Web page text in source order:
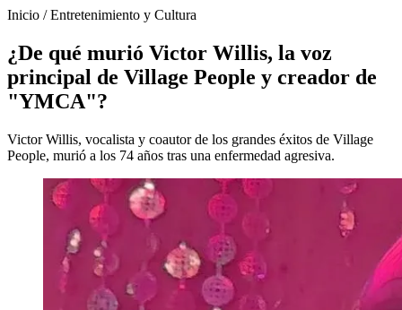
Inicio /Entretenimiento y Cultura
¿De qué murió Victor Willis, la voz
principal de Village People y creador de
"YMCA"?
Victor Willis, vocalista y coautor de los grandes éxitos de Village
People, murió a los 74 años tras una enfermedad agresiva.